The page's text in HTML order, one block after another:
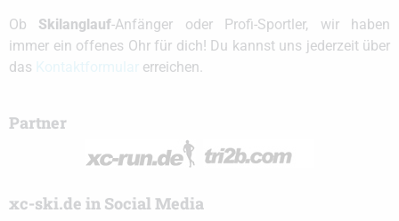
Ob Skilanglauf-Anfänger oder Profi-Sportler, wir haben
immer ein offenes Ohr für dich! Du kannst uns jederzeit über
das
erreichen.
Partner
xc-ski.de in Social Media